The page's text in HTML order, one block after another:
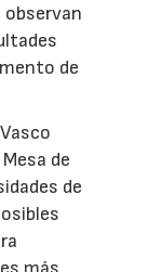
observan
de
de
de